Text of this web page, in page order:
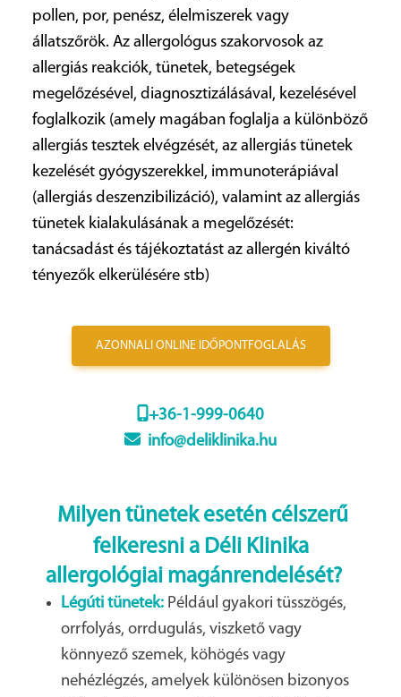
pollen, por, penész, élelmiszerek vagy
állatszőrök. Az allergológus szakorvosok az
allergiás reakciók, tünetek, betegségek
megelőzésével, diagnosztizálásával, kezelésével
foglalkozik (amely magában foglalja a különböző
allergiás tesztek elvégzését, az allergiás tünetek
kezelését gyógyszerekkel, immunoterápiával
(allergiás deszenzibilizáció), valamint az allergiás
tünetek kialakulásának a megelőzését:
tanácsadást és tájékoztatást az allergén kiváltó
tényezők elkerülésére stb)
AZONNALI ONLINE IDŐPONTFOGLALÁS
+36-1-999-0640
info@deliklinika.hu
Milyen tünetek esetén célszerű
felkeresni a Déli Klinika
allergológiai magánrendelését?
Légúti tünetek: Például gyakori tüsszögés,
orrfolyás, orrdugulás, viszkető vagy
könnyező szemek, köhögés vagy
nehézlégzés, amelyek különösen bizonyos